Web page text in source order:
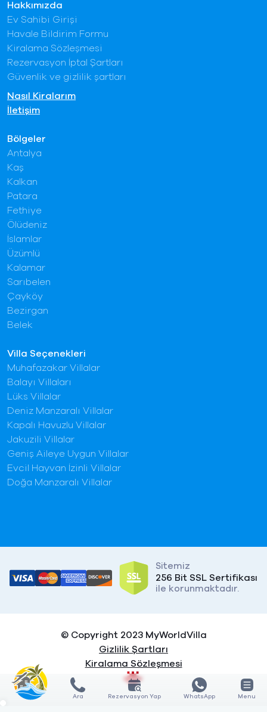
Villa Seçenekleri
Muhafazakar Villalar
Balayı Villaları
Lüks Villalar
Deniz Manzaralı Villalar
Kapalı Havuzlu Villalar
Jakuzili Villalar
Geniş Aileye Uygun Villalar
Evcil Hayvan İzinli Villalar
Doğa Manzaralı Villalar
Bölgeler
Antalya
Kaş
Kalkan
Patara
Fethiye
Ölüdeniz
İslamlar
Üzümlü
Kalamar
Sarıbelen
Çayköy
Bezirgan
Belek
Hakkımızda
Ev Sahibi Girişi
Havale Bildirim Formu
Kiralama Sözleşmesi
Rezervasyon İptal Şartları
Güvenlik ve gizlilik şartları
Nasıl Kiralarım
İletişim
Sitemiz
256 Bit SSL Sertifikası
ile korunmaktadır.
© Copyright 2023 MyWorldVilla
Gizlilik Şartları
Kiralama Sözleşmesi
Ara Rezervasyon Yap WhatsApp Menu